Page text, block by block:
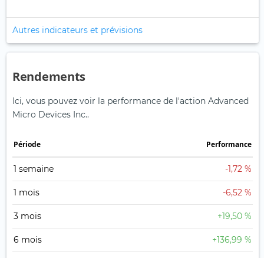
Autres indicateurs et prévisions
Rendements
Ici, vous pouvez voir la performance de l'action Advanced
Micro Devices Inc..
Période Performance
1 semaine -1,72 %
1 mois -6,52 %
3 mois +19,50 %
6 mois +136,99 %